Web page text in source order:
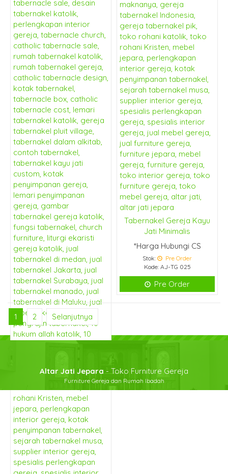
Tabernakel Gereja Kayu
Jati Minimalis
*Harga Hubungi CS
Stok:
Pre Order
Kode: AJ-TG 025
Pre Order
Elegan
*Harga Hubungi CS
Stok:
Pre Order
Kode: AJ-TG 024
Pre Order
1 2 Selanjutnya
Altar Jati Jepara - Toko Furniture Gereja
Furniture Gereja dan Rumah Ibadah